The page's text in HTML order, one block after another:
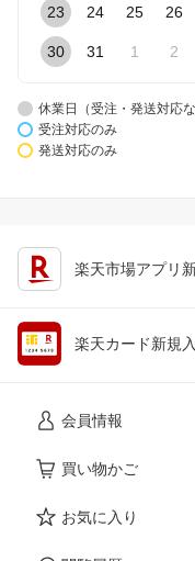
23 24 25 26
30 31 1 2
休業日（受注・発送対応な
受注対応のみ
発送対応のみ
楽天市場アプリ
楽天カード新規
会員情報
買い物かご
お気に入り